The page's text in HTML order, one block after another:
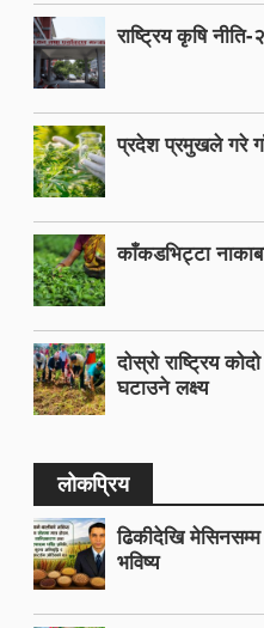
राष्ट्रिय कृषि
प्रदेश प्रमुखले गरे
काँकडभिट्टा
दोस्रो राष्ट्रिय
घटाउने लक्ष्य
लोकप्रिय
ढिकीदेखि
भविष्य